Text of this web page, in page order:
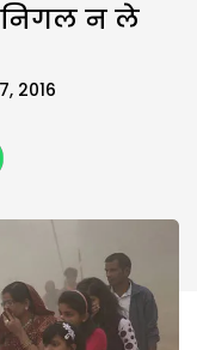
निगल न ले
2016